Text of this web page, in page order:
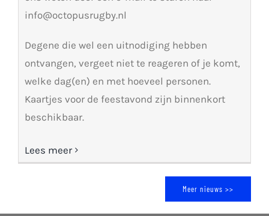
info@octopusrugby.nl
Degene die wel een uitnodiging hebben
ontvangen, vergeet niet te reageren of je komt,
welke dag(en) en met hoeveel personen.
Kaartjes voor de feestavond zijn binnenkort
beschikbaar.
Lees meer
Meer nieuws >>